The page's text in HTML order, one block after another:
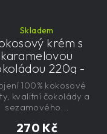
Skladem
krém s
karamelovou
220g -
řemeslný
270 Kč
100% kokosové
kvalitní čokolády a
sezamového...